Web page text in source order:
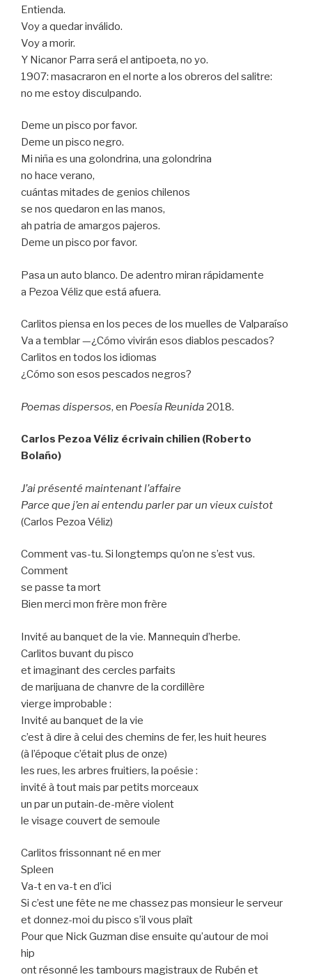
Entienda.
Voy a quedar inválido.
Voy a morir.
Y Nicanor Parra será el antipoeta, no yo.
1907: masacraron en el norte a los obreros del salitre:
no me estoy disculpando.
Deme un pisco por favor.
Deme un pisco negro.
Mi niña es una golondrina, una golondrina
no hace verano,
cuántas mitades de genios chilenos
se nos quedaron en las manos,
ah patria de amargos pajeros.
Deme un pisco por favor.
Pasa un auto blanco. De adentro miran rápidamente
a Pezoa Véliz que está afuera.
Carlitos piensa en los peces de los muelles de Valparaíso
Va a temblar —¿Cómo vivirán esos diablos pescados?
Carlitos en todos los idiomas
¿Cómo son esos pescados negros?
Poemas dispersos, en Poesía Reunida 2018.
Carlos Pezoa Véliz écrivain chilien (Roberto
Bolaño)
J’ai présenté maintenant l’affaire
Parce que j’en ai entendu parler par un vieux cuistot
(Carlos Pezoa Véliz)
Comment vas-tu. Si longtemps qu’on ne s’est vus.
Comment
se passe ta mort
Bien merci mon frère mon frère
Invité au banquet de la vie. Mannequin d’herbe.
Carlitos buvant du pisco
et imaginant des cercles parfaits
de marijuana de chanvre de la cordillère
vierge improbable :
Invité au banquet de la vie
c’est à dire à celui des chemins de fer, les huit heures
(à l’époque c’était plus de onze)
les rues, les arbres fruitiers, la poésie :
invité à tout mais par petits morceaux
un par un putain-de-mère violent
le visage couvert de semoule
Carlitos frissonnant né en mer
Spleen
Va-t en va-t en d’ici
Si c’est une fête ne me chassez pas monsieur le serveur
et donnez-moi du pisco s’il vous plaît
Pour que Nick Guzman dise ensuite qu’autour de moi
hip
ont résonné les tambours magistraux de Rubén et